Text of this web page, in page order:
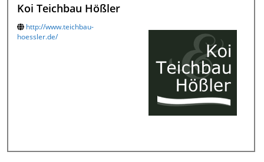
Koi Teichbau Hößler
http://www.teichbau-
hoessler.de/